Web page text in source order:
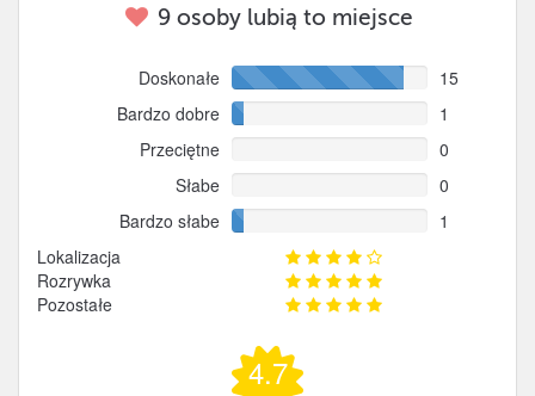
9osoby lubią to miejsce
Doskonałe
15
Bardzo dobre
1
Przeciętne
0
Słabe
0
Bardzo słabe
1
Lokalizacja
Rozrywka
Pozostałe
4.7